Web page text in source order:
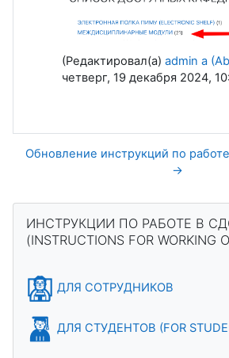
(Редактировал(а) admin a
четверг, 19 декабря 2024,
Обновление инструкций по
→
Blocks
ИНСТРУКЦИИ ПО РАБОТЕ В
(INSTRUCTIONS FOR WORKING
ДЛЯ СОТРУДНИКОВ
ДЛЯ СТУДЕНТОВ (FOR